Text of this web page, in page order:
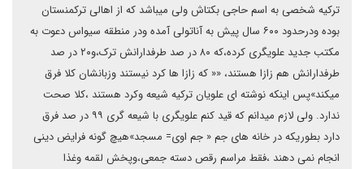
ترکیه شخصی به اسم حاجی بکتاش ولی میباشد که از اهالی ترکمنستان
بوده ودرحدود ۶۰۰ سال پیش به آناتولی آمده ودر منطقه سیواس دعوت به
مکتب جدید علویگری کرده،که ۸۰ در صد طرفدارانش ترک،و۲۰ در صد
طرفدارانش هم زازا هستند، «« که زازا ها کرد نیستند وزبانشان کلا فرق
میکند»پس اینکه نوشته ای علویان ترکیه شیعه وکرد هستند ،کلا صحت
ندارد. ولی لازم میدانم که قید کنم علویگری با شیعه گری ۹۹ در صد فرق
دارد بطوریکه در خانه های جم « جم اوی= مسجد»هیچ گونه فرایض دینی
انجام نمی دهند ،فقط مراسم رقص دسته جمعی،وپخش لقمه وغذا